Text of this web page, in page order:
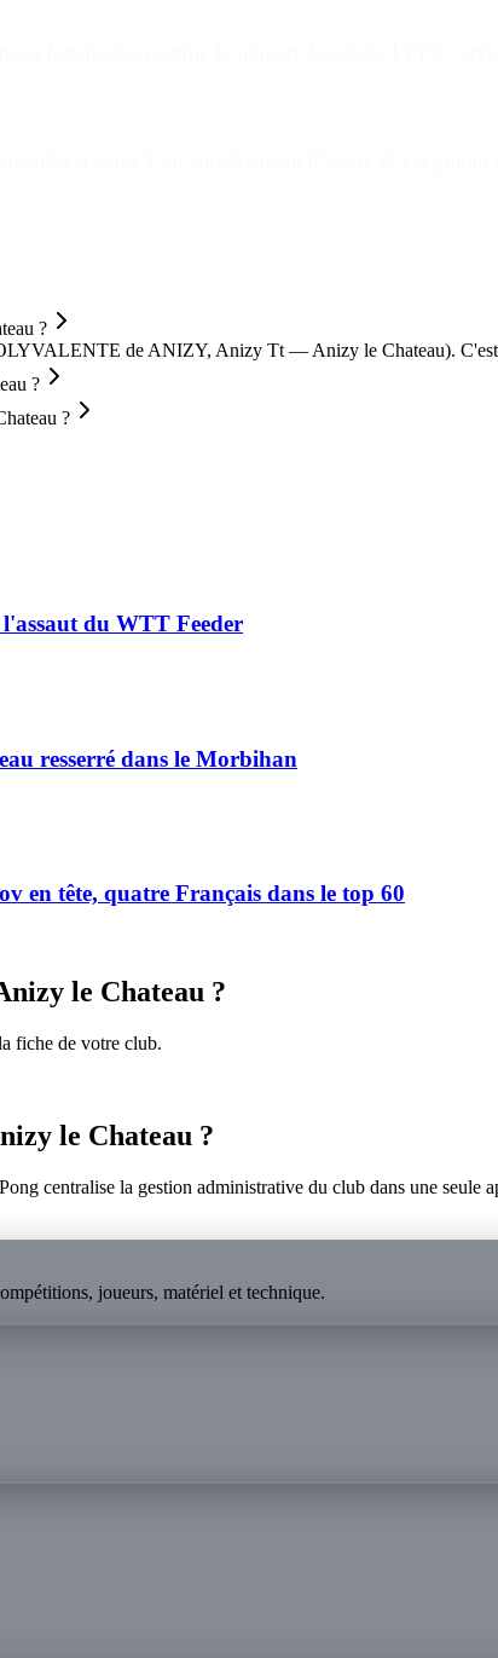
?
de ANIZY, Anizy Tt — Anizy le Chateau).
?
?
du WTT Feeder
resserré dans le Morbihan
en tête, quatre Français dans le top 60
le Chateau ?
fiche de votre club.
le Chateau ?
centralise la gestion administrative du club dans une
joueurs, matériel et technique.